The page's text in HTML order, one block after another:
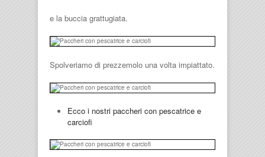
e la buccia grattugiata.
Spolveriamo di prezzemolo una volta impiattato.
Ecco i nostri paccheri con pescatrice e
carciofi